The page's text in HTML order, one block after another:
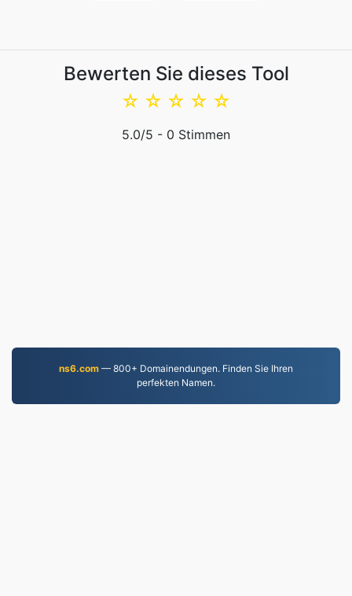
Bewerten Sie dieses Tool
☆
☆
☆
☆
☆
5.0/5 - 0 Stimmen
ns6.com — 800+ Domainendungen. Finden Sie Ihren
perfekten Namen.